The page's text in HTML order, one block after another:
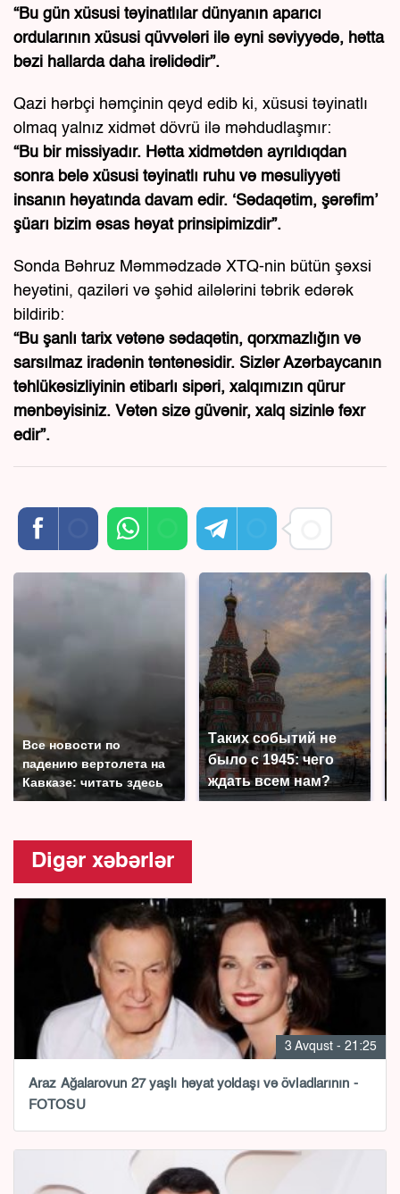
“Bu gün xüsusi təyinatlılar dünyanın aparıcı
ordularının xüsusi qüvvələri ilə eyni səviyyədə, hətta
bəzi hallarda daha irəlidədir”.
Qazi hərbçi həmçinin qeyd edib ki, xüsusi təyinatlı
olmaq yalnız xidmət dövrü ilə məhdudlaşmır:
“Bu bir missiyadır. Hətta xidmətdən ayrıldıqdan
sonra belə xüsusi təyinatlı ruhu və məsuliyyəti
insanın həyatında davam edir. ‘Sədaqətim, şərəfim’
şüarı bizim əsas həyat prinsipimizdir”.
Sonda Bəhruz Məmmədzadə XTQ-nin bütün şəxsi
heyətini, qaziləri və şəhid ailələrini təbrik edərək
bildirib:
“Bu şanlı tarix vətənə sədaqətin, qorxmazlığın və
sarsılmaz iradənin təntənəsidir. Sizlər Azərbaycanın
təhlükəsizliyinin etibarlı sipəri, xalqımızın qürur
mənbəyisiniz. Vətən sizə güvənir, xalq sizinlə fəxr
edir”.
Все новости по
падению вертолета на
Кавказе: читать здесь
Таких событий не
было с 1945: чего
ждать всем нам?
Digər xəbərlər
3 Avqust - 21:25
Araz Ağalarovun 27 yaşlı həyat yoldaşı və övladlarının -
FOTOSU